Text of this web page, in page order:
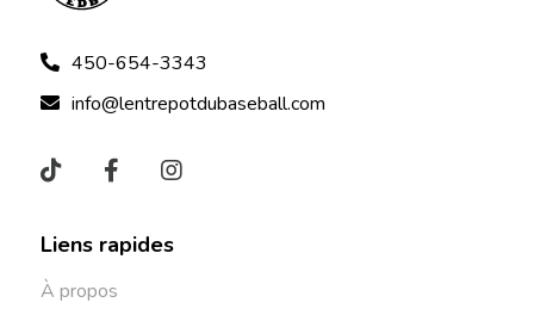
450-654-3343
info@lentrepotdubaseball.com
Liens rapides
À propos